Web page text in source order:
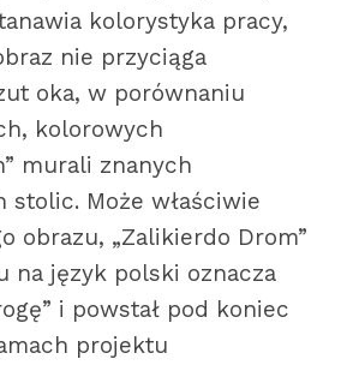
kolorystyka pracy,
nie przyciąga
oka, w porównaniu
kolorowych
murali znanych
stolic. Może właściwie
obrazu, „Zalikierdo Drom”
na język polski oznacza
i powstał pod koniec
projektu